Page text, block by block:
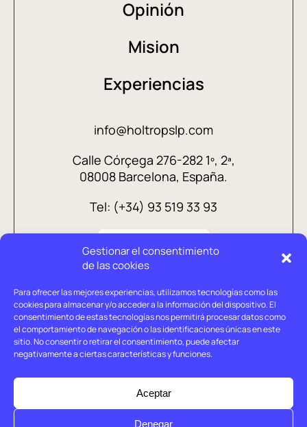
Gestionar el consentimiento
de las cookies
Para ofrecer las mejores experiencias, utilizamos tecnologías como las
cookies para almacenar y/o acceder a la información del dispositivo. El
consentimiento de estas tecnologías nos permitirá procesar datos como
el comportamiento de navegación o las identificaciones únicas en este
sitio. No consentir o retirar el consentimiento, puede afectar
negativamente a ciertas características y funciones.
Aceptar
Denegar
Opinión
Mision
Experiencias
info@holtropslp.com
Calle Córçega 276-282 1º, 2ª,
08008 Barcelona, España.
Tel: (+34) 93 519 33 93
Aviso legal
Política de privacidad
Política de cookies